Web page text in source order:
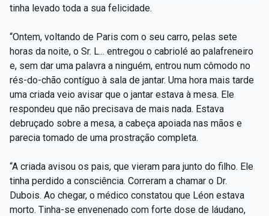
tinha levado toda a sua felicidade.
“Ontem, voltando de Paris com o seu carro, pelas sete
horas da noite, o Sr. L... entregou o cabriolé ao palafreneiro
e, sem dar uma palavra a ninguém, entrou num cômodo no
rés-do-chão contíguo à sala de jantar. Uma hora mais tarde
uma criada veio avisar que o jantar estava à mesa. Ele
respondeu que não precisava de mais nada. Estava
debruçado sobre a mesa, a cabeça apoiada nas mãos e
parecia tomado de uma prostração completa.
“A criada avisou os pais, que vieram para junto do filho. Ele
tinha perdido a consciência. Correram a chamar o Dr.
Dubois. Ao chegar, o médico constatou que Léon estava
morto. Tinha-se envenenado com forte dose de láudano,